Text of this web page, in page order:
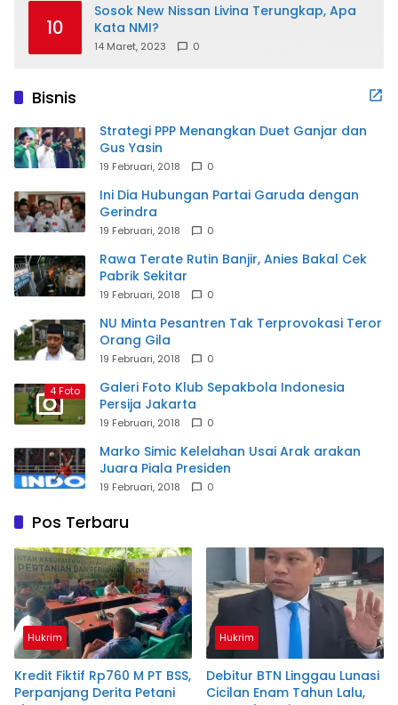
10
Sosok New Nissan Livina Terungkap, Apa
Kata NMI?
14 Maret, 2023 0
Bisnis
Strategi PPP Menangkan Duet Ganjar dan
Gus Yasin
19 Februari, 2018 0
Ini Dia Hubungan Partai Garuda dengan
Gerindra
19 Februari, 2018 0
Rawa Terate Rutin Banjir, Anies Bakal Cek
Pabrik Sekitar
19 Februari, 2018 0
NU Minta Pesantren Tak Terprovokasi Teror
Orang Gila
19 Februari, 2018 0
4 Foto
Galeri Foto Klub Sepakbola Indonesia
Persija Jakarta
19 Februari, 2018 0
Marko Simic Kelelahan Usai Arak arakan
Juara Piala Presiden
19 Februari, 2018 0
Pos Terbaru
Hukrim
Kredit Fiktif Rp760 M PT BSS,
Perpanjang Derita Petani
Hukrim
Debitur BTN Linggau Lunasi
Cicilan Enam Tahun Lalu,